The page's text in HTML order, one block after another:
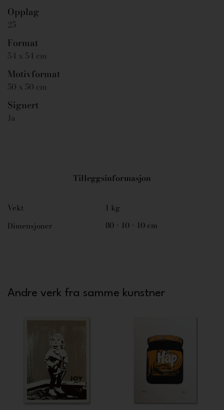
Opplag
25
Format
54 x 54 cm
Motivformat
50 x 50 cm
Signert
Ja
Tilleggsinformasjon
Vekt
1 kg
Dimensjoner
80 × 10 × 10 cm
Andre verk fra samme kunstner